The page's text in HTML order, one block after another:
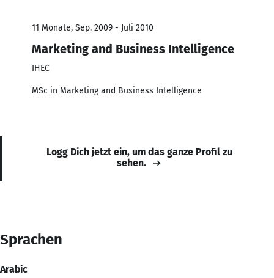
11 Monate, Sep. 2009 - Juli 2010
Marketing and Business Intelligence
IHEC
MSc in Marketing and Business Intelligence
Logg Dich jetzt ein, um das ganze Profil zu
sehen.
Sprachen
Arabic